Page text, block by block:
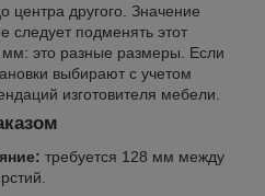
центра другого. Значение
следует подменять этот
это разные размеры. Если
выбирают с учетом
изготовителя мебели.
требуется 128 мм между